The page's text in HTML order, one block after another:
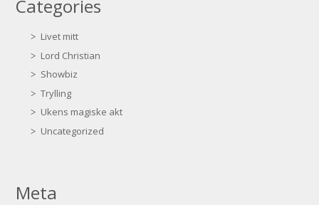
Categories
Livet mitt
Lord Christian
Showbiz
Trylling
Ukens magiske akt
Uncategorized
Meta